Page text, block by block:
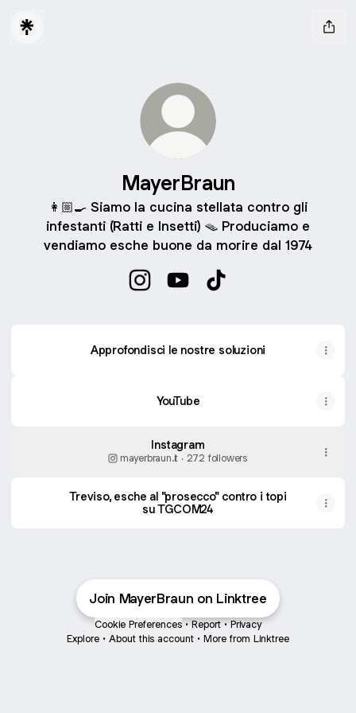
MayerBraun
👩🏼‍🍳 Siamo la cucina stellata contro gli
infestanti (Ratti e Insetti) 🪤 Produciamo e
vendiamo esche buone da morire dal 1974
Approfondisci le nostre soluzioni
YouTube
Instagram
mayerbraun.it ‧ 272 followers
Treviso, esche al "prosecco" contro i topi
su TGCOM24
Join MayerBraun on Linktree
Cookie Preferences • Report • Privacy
Explore • About this account • More from Linktree